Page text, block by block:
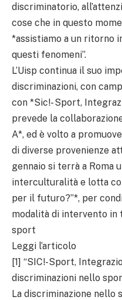
discriminatorio,
cose che in questo
*assistiamo a un ritorno
questi fenomeni”.
L’Uisp continua il suo
discriminazioni, con
con *Sic!- Sport,
prevede la
A*, ed è volto a
di diverse provenienze
gennaio si terrà a Roma
interculturalità e lotta
per il futuro?”*, per
modalità di intervento in
sport
Leggi l’articolo
[1] “SIC!-Sport,
discriminazioni nello
La discriminazione nello